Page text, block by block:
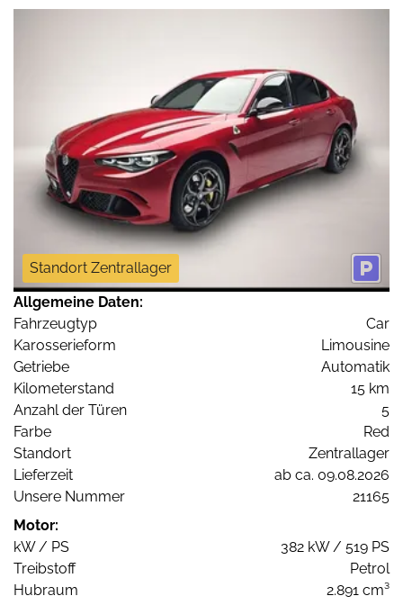
Standort Zentrallager
Allgemeine Daten:
Fahrzeugtyp
Car
Karosserieform
Limousine
Getriebe
Automatik
Kilometerstand
15 km
Anzahl der Türen
5
Farbe
Red
Standort
Zentrallager
Lieferzeit
ab ca. 09.08.2026
Unsere Nummer
21165
Motor:
kW / PS
382 kW / 519 PS
Treibstoff
Petrol
Hubraum
2.891 cm³